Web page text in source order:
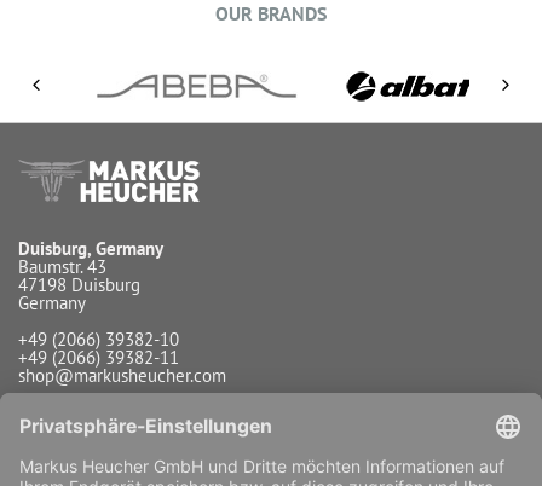
OUR BRANDS
Duisburg, Germany
Baumstr. 43
47198 Duisburg
Germany
+49 (2066) 39382-10
+49 (2066) 39382-11
shop@markusheucher.com
Info / Service